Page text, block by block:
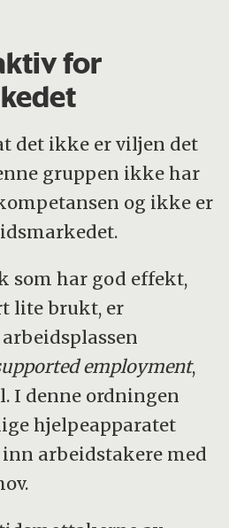
for
det ikke er viljen det
gruppen ikke har
og ikke er
som har god effekt,
lite brukt, er
employment,
I denne ordningen
hjelpeapparatet
arbeidstakere med